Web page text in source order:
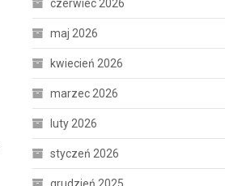
czerwiec 2026
maj 2026
kwiecień 2026
marzec 2026
luty 2026
styczeń 2026